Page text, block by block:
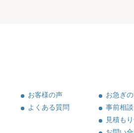
お客様の声
よくある質問
お急ぎ
事前相談
見積も